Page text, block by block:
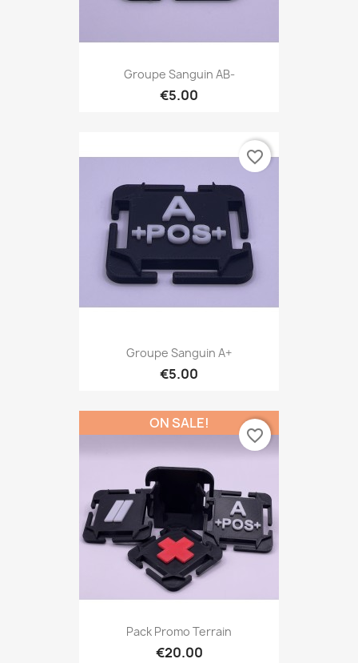
Groupe Sanguin AB-
€5.00
Groupe Sanguin A+
€5.00
favorite_border
Pack Promo Terrain
€20.00
ON SALE!
favorite_border